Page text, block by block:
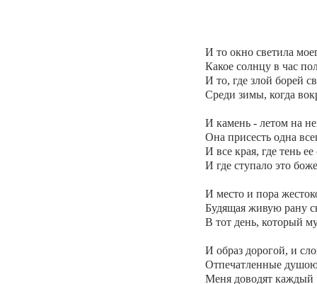
И то окно светила
Какое солнцу в час
И то, где злой борей
Среди зимы, когда
И камень - летом на
Она присесть одна
И все края, где тень ее
И где ступало это
И место и пора
Будящая живую рану
В тот день, который
И образ дорогой, и
Отпечатленные
Меня доводят каждый